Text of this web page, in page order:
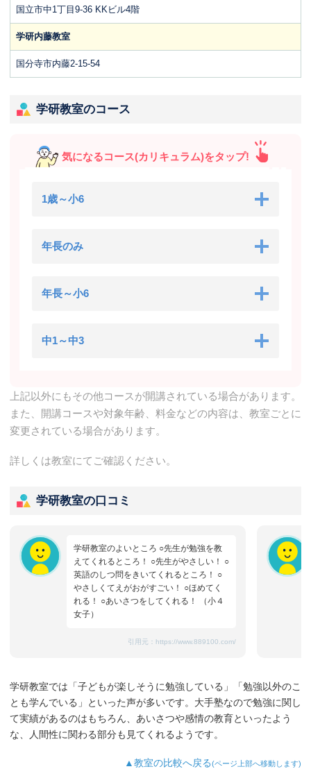
国立市中1丁目9-36 KKビル4階
学研内藤教室
国分寺市内藤2-15-54
学研教室のコース
気になるコース(カリキュラム)をタップ!
1歳～小6
年長のみ
年長～小6
中1～中3
上記以外にもその他コースが開講されている場合があります。
また、開講コースや対象年齢、料金などの内容は、教室ごとに
変更されている場合があります。
詳しくは教室にてご確認ください。
学研教室の口コミ
学研教室のよいところ ○先生が勉強を教
えてくれるところ！ ○先生がやさしい！ ○
英語のしつ問をきいてくれるところ！ ○
やさしくてえがおがすごい！ ○ほめてく
れる！ ○あいさつをしてくれる！ （小４
女子）
引用元： https://www.889100.com/
学研教室では「子どもが楽しそうに勉強している」「勉強以外のこ
とも学んでいる」といった声が多いです。大手塾なので勉強に関し
て実績があるのはもちろん、あいさつや感情の教育といったよう
な、人間性に関わる部分も見てくれるようです。
▲教室の比較へ戻る(ページ上部へ移動します)